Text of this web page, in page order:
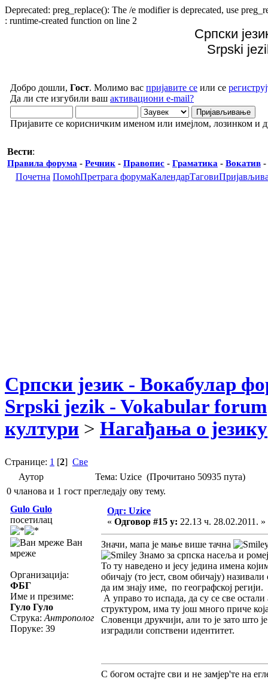
Deprecated: preg_replace(): The /e modifier is deprecated, use
: runtime-created function on line 2
Српски
Srpski
Добро дошли, Гост. Молимо вас пријавите се или се
Да ли сте изгубили ваш активациони e-mail?
Пријавите се корисничким именом или имејлом, лозинком и
Вести:
Правила форума - Речник - Правопис - Граматика - Вокатив -
Почетна ПомоћПретрага форумаКалендарТагови
Српски језик - Вокабулар
Srpski jezik - Vokabular forum
култури > Нагађања о језику
Странице: 1 [2] Све
Аутор
Тема: Uzice (Прочитано 50935 пута)
0 чланова и 1 гост прегледају ову тему.
Gulo Gulo
посетилац
Ван
мреже
Организација:
ФБГ
Име и презиме:
Гуло Гуло
Струка: Антрополог
Поруке: 39
Одг: Uzice
« Одговор #15 у: 22.13 ч. 28.02.2011. »
Значи, мапа је мање више тачна
Знамо за српска насеља и
То ту наведено и јесу једина имена
обичају (то јест, свом обичају)
да им знају име, по географској регији.
А управо то испада, да су се све
структуром, има ту још много приче
Словенци друкчији, али то је зато што
изградили сопствени идентитет.
С богом остајте сви и не замјер'те на